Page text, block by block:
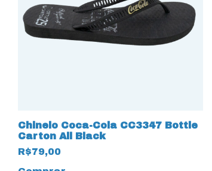
Chinelo Coca-Cola CC3347 Bottle
Carton All Black
R$79,00